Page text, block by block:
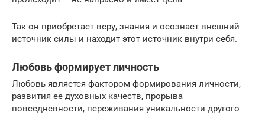
Так он приобретает веру, знания и осознает внешний
источник силы и находит этот источник внутри себя.
Любовь формирует личность
Любовь является фактором формирования личности,
развития ее духовных качеств, прорыва
повседневности, переживания уникальности другого